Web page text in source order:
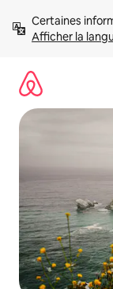
directement
Afficher la